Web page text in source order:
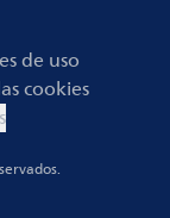
de uso
cookies